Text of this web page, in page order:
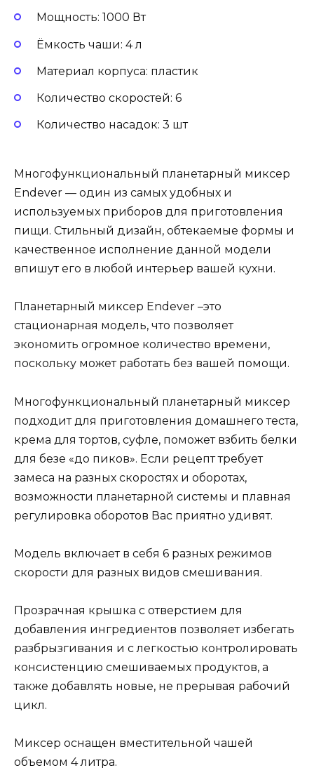
Мощность: 1000 Вт
Ёмкость чаши: 4 л
Материал корпуса: пластик
Количество скоростей: 6
Количество насадок: 3 шт
Многофункциональный планетарный миксер
Endever — один из самых удобных и
используемых приборов для приготовления
пищи. Стильный дизайн, обтекаемые формы и
качественное исполнение данной модели
впишут его в любой интерьер вашей кухни.
Планетарный миксер Endever –это
стационарная модель, что позволяет
экономить огромное количество времени,
поскольку может работать без вашей помощи.
Многофункциональный планетарный миксер
подходит для приготовления домашнего теста,
крема для тортов, суфле, поможет взбить белки
для безе «до пиков». Если рецепт требует
замеса на разных скоростях и оборотах,
возможности планетарной системы и плавная
регулировка оборотов Вас приятно удивят.
Модель включает в себя 6 разных режимов
скорости для разных видов смешивания.
Прозрачная крышка с отверстием для
добавления ингредиентов позволяет избегать
разбрызгивания и с легкостью контролировать
консистенцию смешиваемых продуктов, а
также добавлять новые, не прерывая рабочий
цикл.
Миксер оснащен вместительной чашей
объемом 4 литра.